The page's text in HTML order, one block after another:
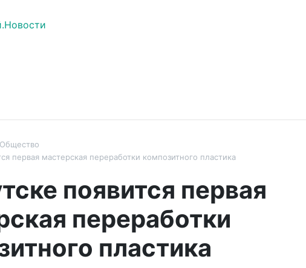
Общество
первая мастерская переработки композитного пластика
появится первая
переработки
пластика